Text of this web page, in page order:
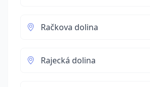
Račkova dolina
Rajecká dolina